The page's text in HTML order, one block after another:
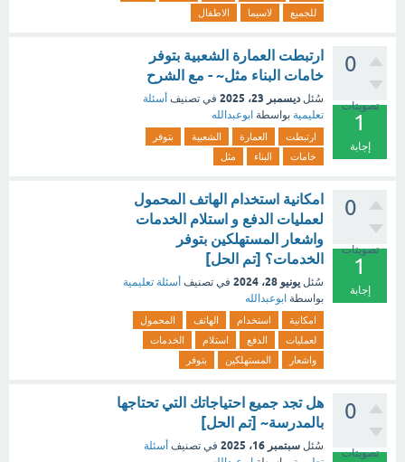
للجميع
لاسيما الاطفال
0
تصويتات
1
إجابة
ارتبطت العمارة الشعبية بتوفر
خامات البناء مثل~ - مع الشرح
سُئل ديسمبر 23، 2025 في تصنيف أسئلة
تعليمية بواسطة ابوعبدالله
ارتبطت العمارة الشعبية
بتوفر
خامات
البناء مثل
0
تصويتات
1
إجابة
امكانية استخدام الهاتف المحمول
لعمليات الدفع و استلام الخدمات
واشعار المستهلكين بتوفر
الخدمات؟ [تم الحل]
سُئل يونيو 28، 2024 في تصنيف أسئلة تعليمية
بواسطة ابوعبدالله
امكانية استخدام الهاتف
المحمول
لعمليات
الدفع استلام
الخدمات
واشعار
المستهلكين بتوفر
0
تصويتات
هل تجد جميع احتياجاتك التي تحتاجها
بالمدرسة~ [تم الحل]
سُئل سبتمبر 16، 2025 في تصنيف أسئلة